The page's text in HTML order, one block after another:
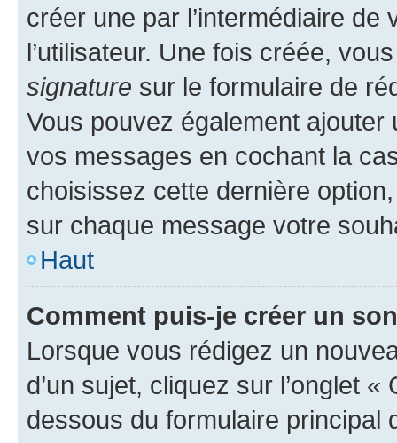
créer une par l’intermédiaire
l’utilisateur. Une fois créée,
signature sur le formulaire de
Vous pouvez également
vos messages en cochant la
choisissez cette dernière
sur chaque message votre
Haut
Comment puis-je créer un
Lorsque vous rédigez un
d’un sujet, cliquez sur l’onglet
dessous du formulaire principal